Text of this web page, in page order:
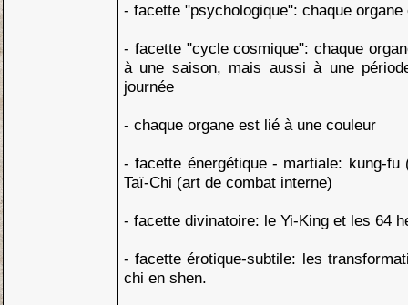
- facette "psychologique": chaque
- facette "cycle cosmique": chaque
à une saison, mais aussi à une
journée
- chaque organe est lié à une couleur
- facette énergétique - martiale: kung-fu
Taï-Chi (art de combat interne)
- facette divinatoire: le Yi-King et les 64
- facette érotique-subtile: les
chi en shen.